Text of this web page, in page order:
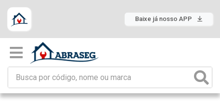
Baixe já nosso APP